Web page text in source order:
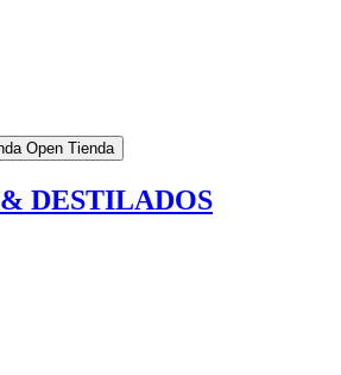
Open Tienda
DESTILADOS